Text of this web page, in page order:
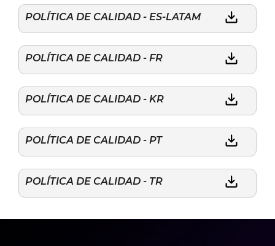
POLÍTICA DE CALIDAD - ES-LATAM
POLÍTICA DE CALIDAD - FR
POLÍTICA DE CALIDAD - KR
POLÍTICA DE CALIDAD - PT
POLÍTICA DE CALIDAD - TR